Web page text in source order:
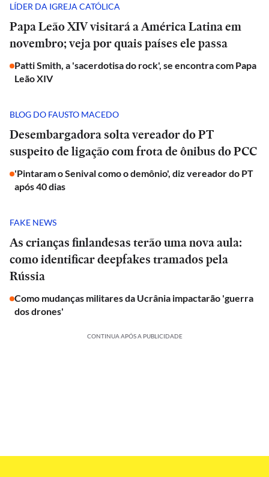
LÍDER DA IGREJA CATÓLICA
Papa Leão XIV visitará a América Latina em
novembro; veja por quais países ele passa
Patti Smith, a 'sacerdotisa do rock', se encontra com Papa
Leão XIV
BLOG DO FAUSTO MACEDO
Desembargadora solta vereador do PT
suspeito de ligação com frota de ônibus do PCC
'Pintaram o Senival como o demônio', diz vereador do PT
após 40 dias
FAKE NEWS
As crianças finlandesas terão uma nova aula:
como identificar deepfakes tramados pela
Rússia
Como mudanças militares da Ucrânia impactarão 'guerra
dos drones'
CONTINUA APÓS A PUBLICIDADE